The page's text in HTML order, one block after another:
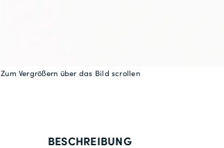
Zum Vergrößern über das Bild scrollen
BESCHREIBUNG